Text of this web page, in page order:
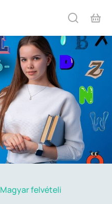
Magyar felvételi